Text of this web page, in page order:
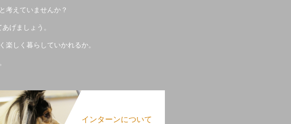
考えていませんか？
げましょう。
しく暮らしていかれるか。
インターンについて